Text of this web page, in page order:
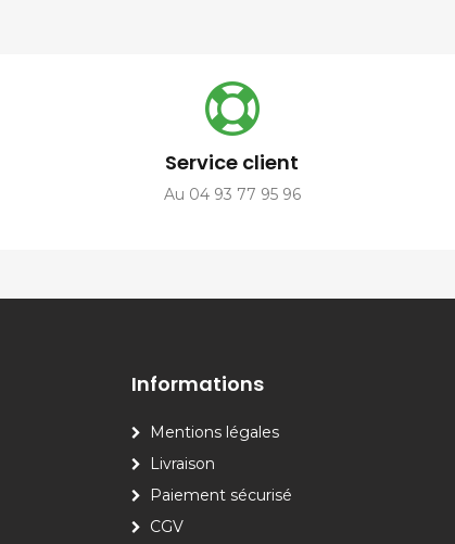
Service client
Au 04 93 77 95 96
Informations
Mentions légales
Livraison
Paiement sécurisé
CGV